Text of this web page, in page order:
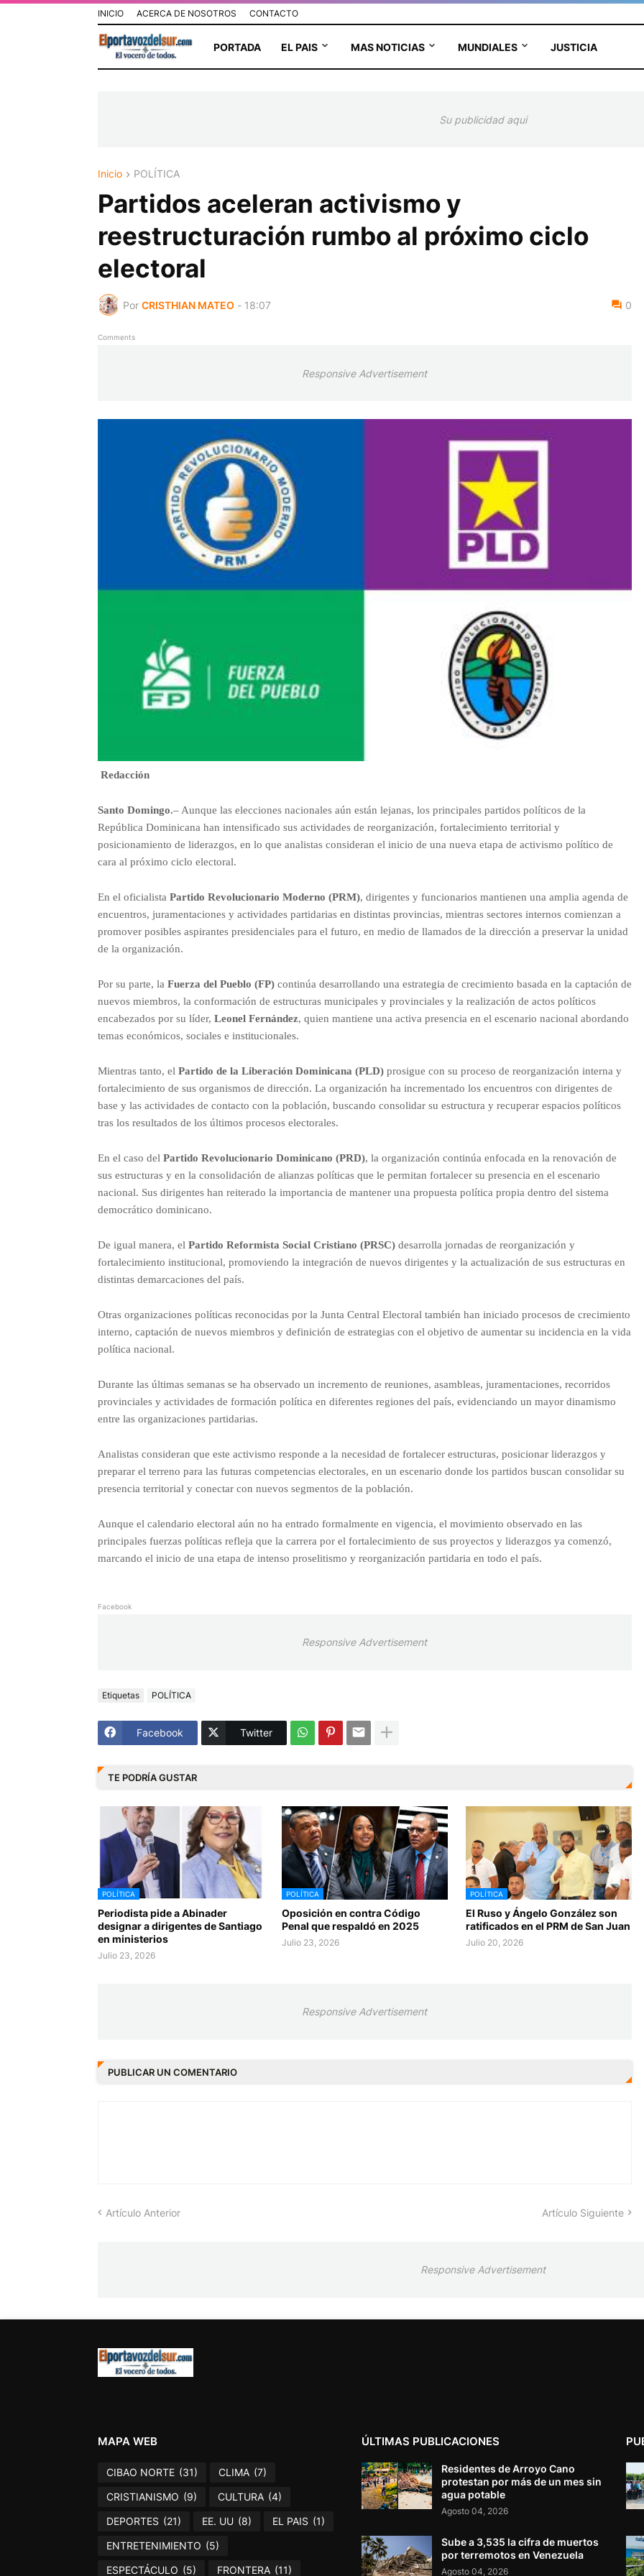
INICIO ACERCA DE NOSOTROS CONTACTO
PORTADA EL PAIS MAS NOTICIAS MUNDIALES JUSTICIA
Su publicidad aqui
Inicio POLÍTICA
Partidos aceleran activismo y
reestructuración rumbo al próximo ciclo
electoral
Por CRISTHIAN MATEO - 18:07 0
Comments
Responsive Advertisement
Redacción
Santo Domingo.– Aunque las elecciones nacionales aún están lejanas, los principales partidos políticos de la
República Dominicana han intensificado sus actividades de reorganización, fortalecimiento territorial y
posicionamiento de liderazgos, en lo que analistas consideran el inicio de una nueva etapa de activismo político de
cara al próximo ciclo electoral.
En el oficialista Partido Revolucionario Moderno (PRM), dirigentes y funcionarios mantienen una amplia agenda de
encuentros, juramentaciones y actividades partidarias en distintas provincias, mientras sectores internos comienzan a
promover posibles aspirantes presidenciales para el futuro, en medio de llamados de la dirección a preservar la unidad
de la organización.
Por su parte, la Fuerza del Pueblo (FP)continúa desarrollando una estrategia de crecimiento basada en la captación de
nuevos miembros, la conformación de estructuras municipales y provinciales y la realización de actos políticos
encabezados por su líder, Leonel Fernández, quien mantiene una activa presencia en el escenario nacional abordando
temas económicos, sociales e institucionales.
Mientras tanto, el Partido de la Liberación Dominicana (PLD)prosigue con su proceso de reorganización interna y
fortalecimiento de sus organismos de dirección. La organización ha incrementado los encuentros con dirigentes de
base y las actividades de contacto con la población, buscando consolidar su estructura y recuperar espacios políticos
tras los resultados de los últimos procesos electorales.
En el caso del Partido Revolucionario Dominicano (PRD), la organización continúa enfocada en la renovación de
sus estructuras y en la consolidación de alianzas políticas que le permitan fortalecer su presencia en el escenario
nacional. Sus dirigentes han reiterado la importancia de mantener una propuesta política propia dentro del sistema
democrático dominicano.
De igual manera, el Partido Reformista Social Cristiano (PRSC)desarrolla jornadas de reorganización y
fortalecimiento institucional, promoviendo la integración de nuevos dirigentes y la actualización de sus estructuras en
distintas demarcaciones del país.
Otras organizaciones políticas reconocidas por la Junta Central Electoral también han iniciado procesos de crecimiento
interno, captación de nuevos miembros y definición de estrategias con el objetivo de aumentar su incidencia en la vida
política nacional.
Durante las últimas semanas se ha observado un incremento de reuniones, asambleas, juramentaciones, recorridos
provinciales y actividades de formación política en diferentes regiones del país, evidenciando un mayor dinamismo
entre las organizaciones partidarias.
Analistas consideran que este activismo responde a la necesidad de fortalecer estructuras, posicionar liderazgos y
preparar el terreno para las futuras competencias electorales, en un escenario donde los partidos buscan consolidar su
presencia territorial y conectar con nuevos segmentos de la población.
Aunque el calendario electoral aún no ha entrado formalmente en vigencia, el movimiento observado en las
principales fuerzas políticas refleja que la carrera por el fortalecimiento de sus proyectos y liderazgos ya comenzó,
marcando el inicio de una etapa de intenso proselitismo y reorganización partidaria en todo el país.
Facebook
Responsive Advertisement
Etiquetas POLÍTICA
Facebook Twitter
TE PODRÍA GUSTAR
POLÍTICA
Periodista pide a Abinader
designar a dirigentes de Santiago
en ministerios
Julio 23, 2026
POLÍTICA
Oposición en contra Código
Penal que respaldó en 2025
Julio 23, 2026
POLÍTICA
El Ruso y Ángelo González son
ratificados en el PRM de San Juan
Julio 20, 2026
Responsive Advertisement
PUBLICAR UN COMENTARIO
Artículo Anterior Artículo Siguiente
Responsive Advertisement
MAPA WEB
CIBAO NORTE (31) CLIMA (7)
CRISTIANISMO (9) CULTURA (4)
DEPORTES (21) EE. UU (8) EL PAIS (1)
ENTRETENIMIENTO (5)
ESPECTÁCULO (5) FRONTERA (11)
ÚLTIMAS PUBLICACIONES
Residentes de Arroyo Cano
protestan por más de un mes sin
agua potable
Agosto 04, 2026
Sube a 3,535 la cifra de muertos
por terremotos en Venezuela
Agosto 04, 2026